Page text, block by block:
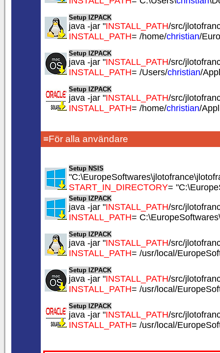
Setup IZPACK
java -jar "INSTALL_PATH/src/
INSTALL_PATH= /home/christian/
Setup IZPACK
java -jar "INSTALL_PATH/src/
INSTALL_PATH= /Users/christian/
Setup IZPACK
java -jar "INSTALL_PATH/src/
INSTALL_PATH= /home/christian/
≡För alla användare
Setup NSIS
START_IN_DIRECTORY=
Setup IZPACK
java -jar "INSTALL_PATH/src/
INSTALL_PATH=
Setup IZPACK
java -jar "INSTALL_PATH/src/
INSTALL_PATH= /usr/local/
Setup IZPACK
java -jar "INSTALL_PATH/src/
INSTALL_PATH= /usr/local/
Setup IZPACK
java -jar "INSTALL_PATH/src/
INSTALL_PATH= /usr/local/